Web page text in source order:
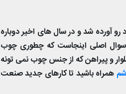
رو آورده شد و در سال های اخیر دوباره
اصلی اینجاست که چطوری چوب
و پیراهن که از جنس چوب نمی تونه
همراه باشید تا کارهای جدید صنعت